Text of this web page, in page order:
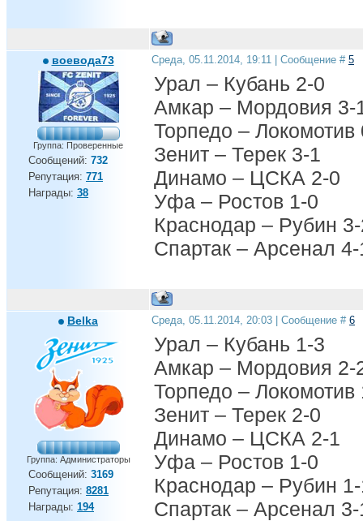
воевода73
Группа: Проверенные
Сообщений: 732
Репутация: 771
Награды: 38
Среда, 05.11.2014, 19:11 | Сообщение # 5
Урал – Кубань 2-0
Амкар – Мордовия 3-
Торпедо – Локомотив
Зенит – Терек 3-1
Динамо – ЦСКА 2-0
Уфа – Ростов 1-0
Краснодар – Рубин
Спартак – Арсенал
Belka
Группа: Администраторы
Сообщений: 3169
Репутация: 8281
Награды: 194
Среда, 05.11.2014, 20:03 | Сообщение # 6
Урал – Кубань 1-3
Амкар – Мордовия 2-
Торпедо – Локомотив
Зенит – Терек 2-0
Динамо – ЦСКА 2-1
Уфа – Ростов 1-0
Краснодар – Рубин
Спартак – Арсенал